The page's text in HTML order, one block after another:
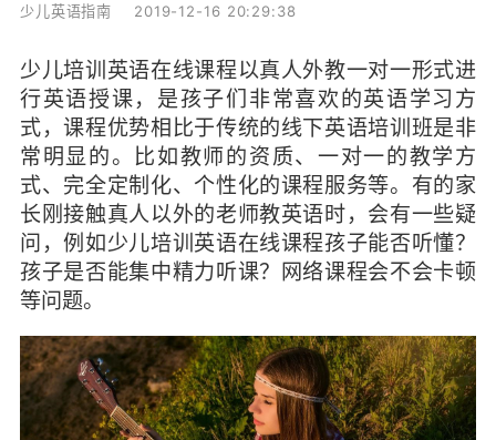
少儿英语指南 2019-12-16 20:29:38
少儿培训英语在线课程以真人外教一对一形式进
行英语授课，是孩子们非常喜欢的英语学习方
式，课程优势相比于传统的线下英语培训班是非
常明显的。比如教师的资质、一对一的教学方
式、完全定制化、个性化的课程服务等。有的家
长刚接触真人以外的老师教英语时，会有一些疑
问，例如少儿培训英语在线课程孩子能否听懂？
孩子是否能集中精力听课？网络课程会不会卡顿
等问题。